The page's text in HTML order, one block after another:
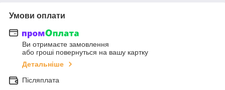
Умови оплати
Ви отримаєте замовлення
або гроші повернуться на вашу картку
Детальніше
Післяплата